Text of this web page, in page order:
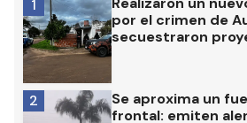
por el crimen de
secuestraron
1
Se aproxima un
frontal: emiten
2